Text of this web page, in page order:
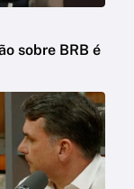
sobre BRB é